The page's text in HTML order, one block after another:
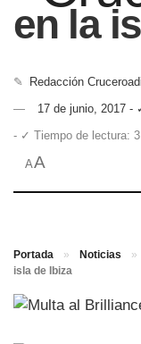
en la
✎
Redacción
17 de junio, 2017 -
- ✓ Tiempo de lectura:
AA
Portada » Noticias »
isla de Ibiza